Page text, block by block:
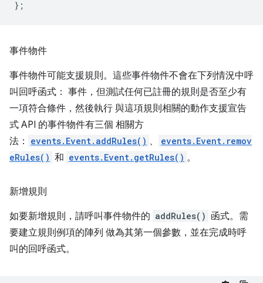
};
事件物件
事件物件可能支援規則。這些事件物件不會在下列情況中呼
叫回呼函式： 事件，但測試任何已註冊的規則是否至少有
一項符合條件，然後執行 與這項規則相關的動作支援宣告
式 API 的事件物件有三個 相關方
法：
events.Event.addRules() 、
events.Event.remov
eRules() 和 events.Event.getRules() 。
新增規則
如要新增規則，請呼叫事件物件的 addRules() 函式。需
要建立規則例項的陣列 做為其第一個參數，並在完成時呼
叫的回呼函式。